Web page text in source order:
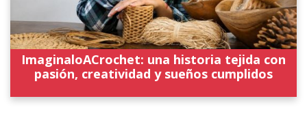
ImaginaloACrochet: una historia tejida con
pasión, creatividad y sueños cumplidos